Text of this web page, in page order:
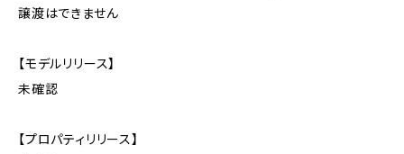
譲渡はできません
【モデルリリース】
未確認
【プロパティリリース】